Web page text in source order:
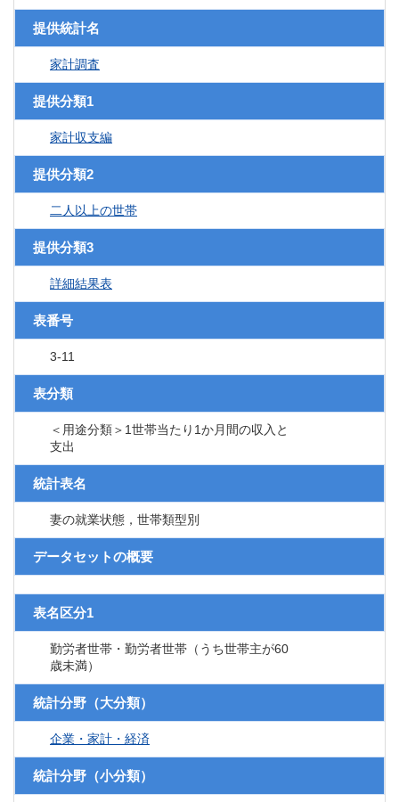
提供統計名
家計調査
提供分類1
家計収支編
提供分類2
二人以上の世帯
提供分類3
詳細結果表
表番号
3-11
表分類
＜用途分類＞1世帯当たり1か月間の収入と
支出
統計表名
妻の就業状態，世帯類型別
データセットの概要
表名区分1
勤労者世帯・勤労者世帯（うち世帯主が60
歳未満）
統計分野（大分類）
企業・家計・経済
統計分野（小分類）